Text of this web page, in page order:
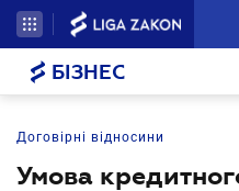
БІЗНЕС
Договірні відносини
Умова